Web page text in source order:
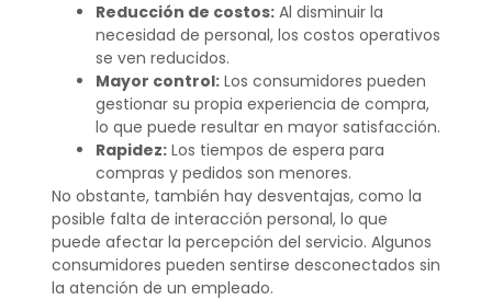
Reducción de costos:Al disminuir la
necesidad de personal, los costos operativos
se ven reducidos.
Mayor control:Los consumidores pueden
gestionar su propia experiencia de compra,
lo que puede resultar en mayor satisfacción.
Rapidez:Los tiempos de espera para
compras y pedidos son menores.
No obstante, también hay desventajas, como la
posible falta de interacción personal, lo que
puede afectar la percepción del servicio. Algunos
consumidores pueden sentirse desconectados sin
la atención de un empleado.